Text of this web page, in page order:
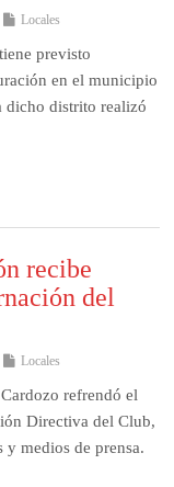
Locales
previsto
en el municipio
dicho distrito realizó
recibe
del
Locales
refrendó el
Directiva del Club,
y medios de prensa.